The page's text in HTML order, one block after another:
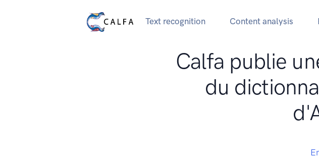
Text recognition Content analysis
Calfa publie
du